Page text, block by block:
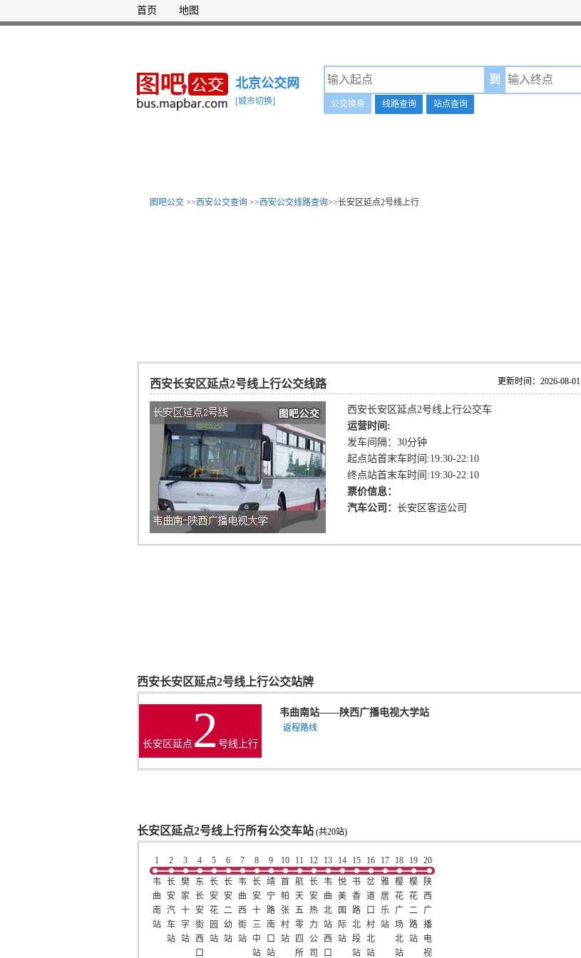
首页 地图
北京公交网
[城市切换]
到
公交换乘 线路查询 站点查询
图吧公交 >>西安公交查询 >>西安公交线路查询>>长安区延点2号线上行
更新时间：2026-08-01
西安长安区延点2号线上行公交线路
西安长安区延点2号线上行公交车
运营时间:
发车间隔：30分钟
起点站首末车时间:19:30-22:10
终点站首末车时间:19:30-22:10
票价信息：
汽车公司： 长安区客运公司
西安长安区延点2号线上行公交站牌
长安区延点 2 号线上行
韦曲南站——陕西广播电视大学站
返程路线
长安区延点2号线上行所有公交车站 (共20站)
1
韦
曲
南
站
2
长
安
汽
车
站
3
樊
家
十
字
站
4
东
长
安
街
西
口
5
长
安
花
园
站
6
长
安
二
幼
站
7
韦
曲
西
街
站
8
长
安
十
三
中
站
9
靖
宁
路
南
口
站
10
首
帕
张
村
站
11
航
天
五
零
四
所
12
长
安
热
力
公
司
13
韦
曲
北
站
西
口
14
悦
美
国
际
站
15
书
香
路
北
段
站
16
岔
道
口
村
北
站
17
雅
居
乐
站
18
樱
花
广
场
北
站
19
樱
花
二
路
站
20
陕
西
广
播
电
视